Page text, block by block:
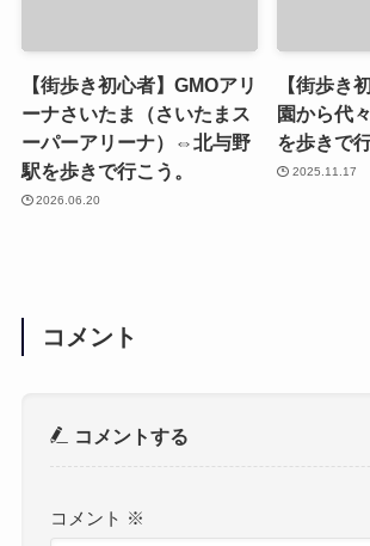
【街歩き初心者】GMOアリ
ーナさいたま（さいたまス
ーパーアリーナ）⇔北与野
駅を歩きで行こう。
2026.06.20
【街歩き
園から代
を歩きで
2025.11.17
コメント
コメントする
コメント ※